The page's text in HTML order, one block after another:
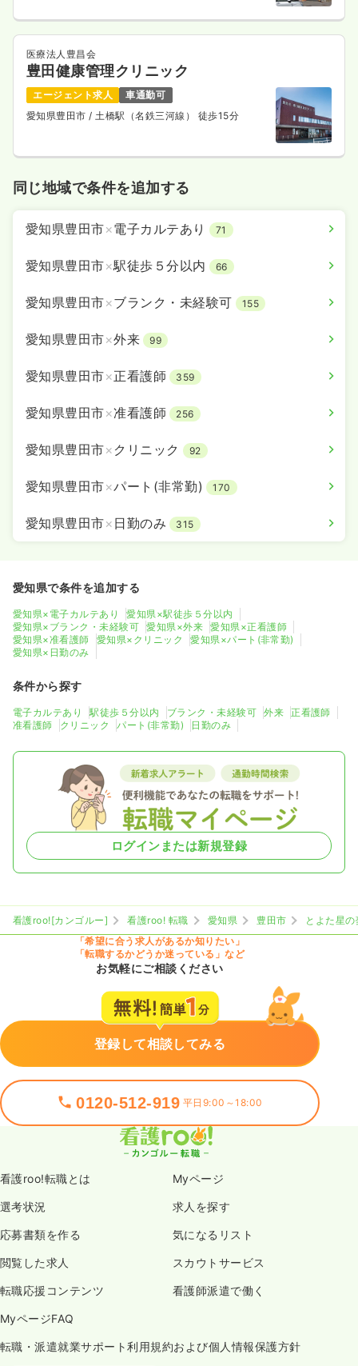
医療法人豊昌会
豊田健康管理クリニック
エージェント求人
車通勤可
愛知県豊田市/ 土橋駅（名鉄三河線） 徒歩15分
同じ地域で条件を追加する
愛知県豊田市×電子カルテあり 71
愛知県豊田市×駅徒歩５分以内 66
愛知県豊田市×ブランク・未経験可 155
愛知県豊田市×外来 99
愛知県豊田市×正看護師 359
愛知県豊田市×准看護師 256
愛知県豊田市× クリニック 92
愛知県豊田市×パート(非常勤) 170
愛知県豊田市× 日勤のみ 315
愛知県で条件を追加する
愛知県×電子カルテあり
愛知県×駅徒歩５分以内
愛知県×ブランク・未経験可
愛知県×外来
愛知県×正看護師
愛知県×准看護師
愛知県×クリニック
愛知県×パート(非常勤)
愛知県×日勤のみ
条件から探す
電子カルテあり 駅徒歩５分以内 ブランク・未経験可 外来
正看護師
准看護師
クリニック パート(非常勤) 日勤のみ
ログインまたは新規登録
看護roo![カンゴルー] 看護roo! 転職 愛知県 豊田市
とよた星
「希望に合う求人があるか知りたい」
「転職するかどうか迷っている」など
お気軽にご相談ください
登録して相談してみる
0120-512-919 平日9:00～18:00
看護roo!転職とは Myページ
選考状況 求人を探す
応募書類を作る 気になるリスト
閲覧した求人 スカウトサービス
転職応援コンテンツ 看護師派遣で働く
MyページFAQ
転職・派遣就業サポート利用規約および個人情報保護方針